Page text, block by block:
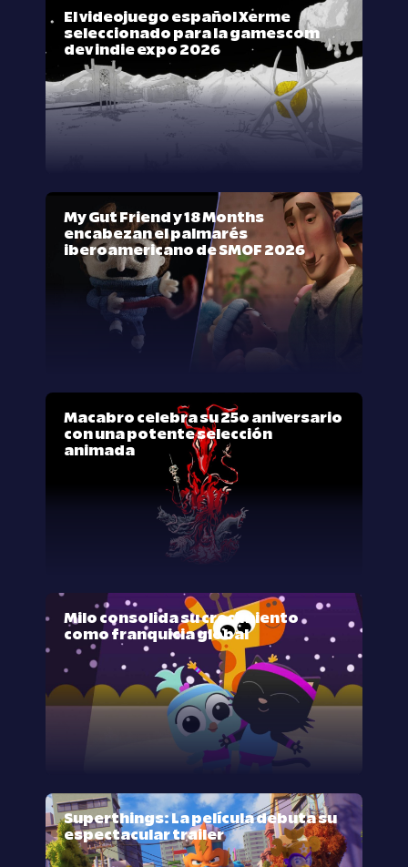
El videojuego español Xerme
seleccionado para la gamescom
dev indie expo 2026
My Gut Friend y 18 Months
encabezan el palmarés
iberoamericano de SMOF 2026
Macabro celebra su 25º aniversario
con una potente selección
animada
Milo consolida su crecimiento
como franquicia global
Superthings: La película debuta su
espectacular trailer